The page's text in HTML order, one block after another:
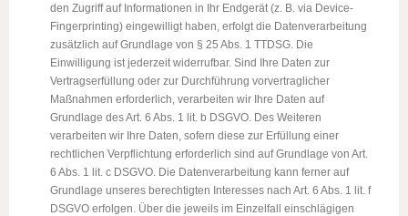
den Zugriff auf Informationen in Ihr Endgerät (z. B. via Device-
Fingerprinting) eingewilligt haben, erfolgt die Datenverarbeitung
zusätzlich auf Grundlage von § 25 Abs. 1 TTDSG. Die
Einwilligung ist jederzeit widerrufbar. Sind Ihre Daten zur
Vertragserfüllung oder zur Durchführung vorvertraglicher
Maßnahmen erforderlich, verarbeiten wir Ihre Daten auf
Grundlage des Art. 6 Abs. 1 lit. b DSGVO. Des Weiteren
verarbeiten wir Ihre Daten, sofern diese zur Erfüllung einer
rechtlichen Verpflichtung erforderlich sind auf Grundlage von Art.
6 Abs. 1 lit. c DSGVO. Die Datenverarbeitung kann ferner auf
Grundlage unseres berechtigten Interesses nach Art. 6 Abs. 1 lit. f
DSGVO erfolgen. Über die jeweils im Einzelfall einschlägigen